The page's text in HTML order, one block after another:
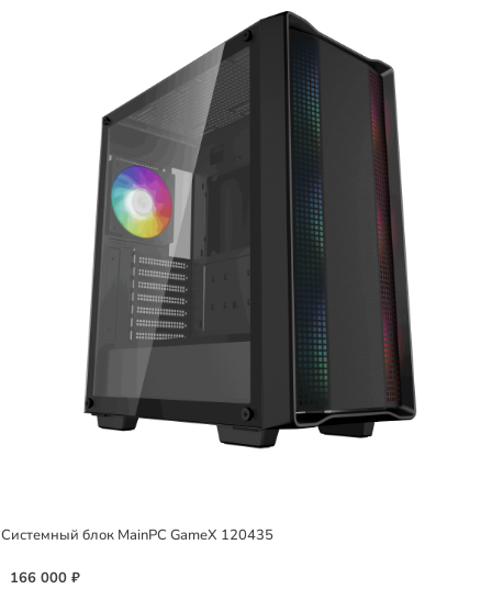
Системный блок MainPC GameX 120435
166 000 ₽